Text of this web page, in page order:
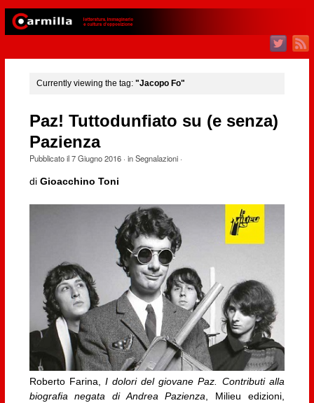
Currently viewing the tag: "Jacopo Fo"
Paz! Tuttodunfiato su (e senza)
Pazienza
Pubblicato il7 Giugno 2016· inSegnalazioni·
di Gioacchino Toni
Roberto Farina, I dolori del giovane Paz. Contributi alla
biografia negata di Andrea Pazienza, Milieu edizioni,